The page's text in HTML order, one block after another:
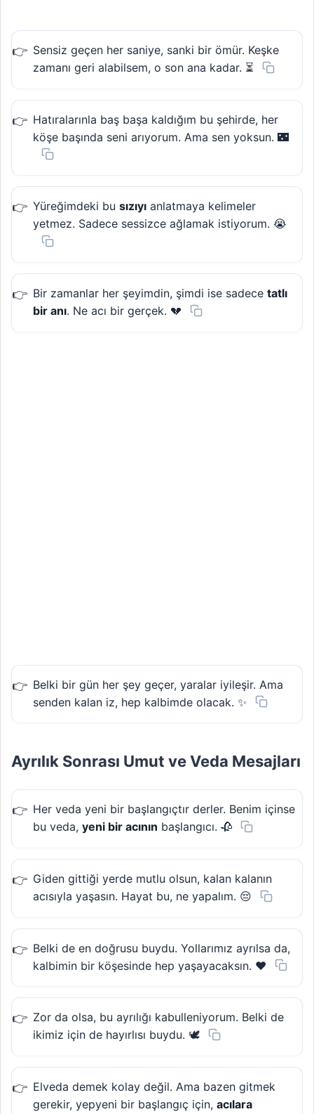
Sensiz geçen her saniye, sanki bir ömür. Keşke
zamanı geri alabilsem, o son ana kadar. ⏳
Hatıralarınla baş başa kaldığım bu şehirde, her
köşe başında seni arıyorum. Ama sen yoksun. 🌃
Yüreğimdeki bu sızıyı anlatmaya kelimeler
yetmez. Sadece sessizce ağlamak istiyorum. 😭
Bir zamanlar her şeyimdin, şimdi ise sadece tatlı
bir anı. Ne acı bir gerçek. 💔
Belki bir gün her şey geçer, yaralar iyileşir. Ama
senden kalan iz, hep kalbimde olacak. ✨
Ayrılık Sonrası Umut ve Veda Mesajları
Her veda yeni bir başlangıçtır derler. Benim içinse
bu veda, yeni bir acının başlangıcı. 🥀
Giden gittiği yerde mutlu olsun, kalan kalanın
acısıyla yaşasın. Hayat bu, ne yapalım. 😔
Belki de en doğrusu buydu. Yollarımız ayrılsa da,
kalbimin bir köşesinde hep yaşayacaksın. ❤️
Zor da olsa, bu ayrılığı kabulleniyorum. Belki de
ikimiz için de hayırlısı buydu. 🕊️
Elveda demek kolay değil. Ama bazen gitmek
gerekir, yepyeni bir başlangıç için, acılara